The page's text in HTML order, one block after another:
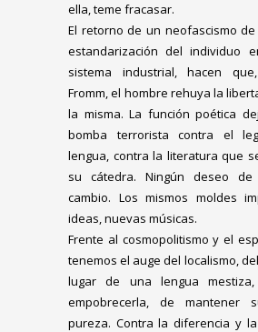
ella, teme fracasar.
El retorno de un neofascismo
estandarización del individuo
sistema industrial, hacen
Fromm, el hombre rehuya la
la misma. La función poética
bomba terrorista contra el
lengua, contra la literatura que
su cátedra. Ningún deseo de
cambio. Los mismos moldes
ideas, nuevas músicas.
Frente al cosmopolitismo y el
tenemos el auge del localismo,
lugar de una lengua
empobrecerla, de mantener
pureza. Contra la diferencia y